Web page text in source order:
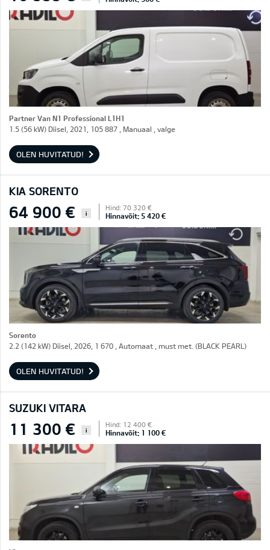
Partner Van N1 Professional L1H1
1.5 (56 kW) Diisel, 2021, 105 887 , Manuaal , valge
OLEN HUVITATUD!
KIA SORENTO
64 900 € i
Hind: 70 320 €
Hinnavõit: 5 420 €
Sorento
2.2 (142 kW) Diisel, 2026, 1 670 , Automaat , must met. (BLACK PEARL)
OLEN HUVITATUD!
SUZUKI VITARA
11 300 € i
Hind: 12 400 €
Hinnavõit: 1 100 €